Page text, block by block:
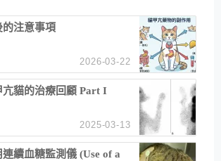
注意事項
2026-03-22
亢貓的治療回顧 Part I
2025-03-13
續血糖監測儀 (Use of a